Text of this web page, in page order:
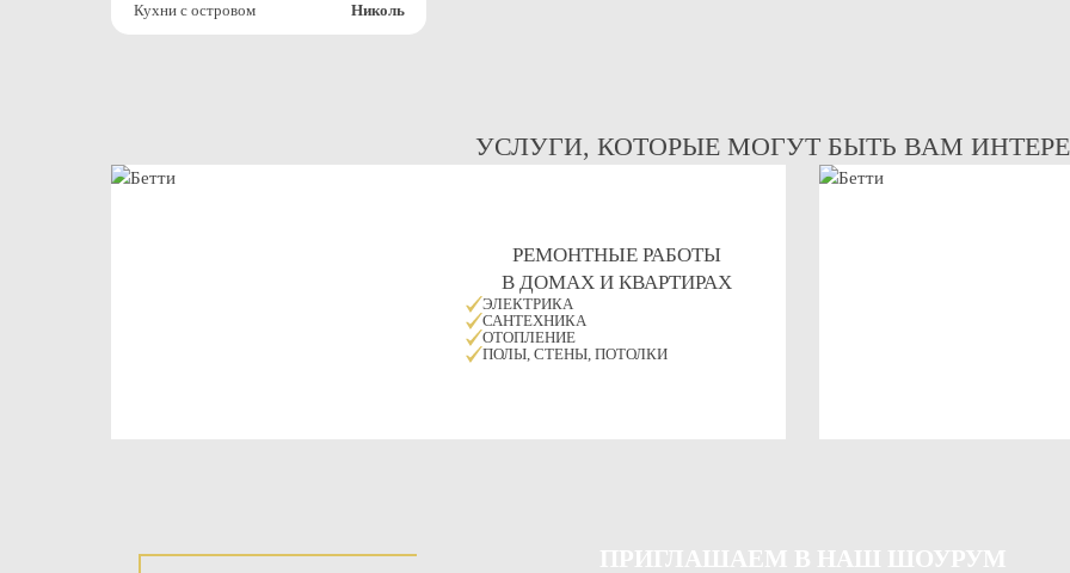
Кухни с островом Николь
УСЛУГИ, КОТОРЫЕ МОГУТ БЫТЬ ВАМ
РЕМОНТНЫЕ РАБОТЫ
В ДОМАХ И КВАРТИРАХ
ЭЛЕКТРИКА
САНТЕХНИКА
ОТОПЛЕНИЕ
ПОЛЫ, СТЕНЫ, ПОТОЛКИ